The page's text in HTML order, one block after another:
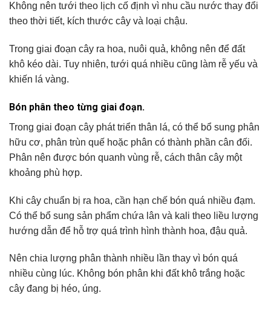
Không nên tưới theo lịch cố định vì nhu cầu nước thay đổi
theo thời tiết, kích thước cây và loại chậu.
Trong giai đoạn cây ra hoa, nuôi quả, không nên để đất
khô kéo dài. Tuy nhiên, tưới quá nhiều cũng làm rễ yếu và
khiến lá vàng.
Bón phân theo từng giai đoạn.
Trong giai đoạn cây phát triển thân lá, có thể bổ sung phân
hữu cơ, phân trùn quế hoặc phân có thành phần cân đối.
Phân nên được bón quanh vùng rễ, cách thân cây một
khoảng phù hợp.
Khi cây chuẩn bị ra hoa, cần hạn chế bón quá nhiều đạm.
Có thể bổ sung sản phẩm chứa lân và kali theo liều lượng
hướng dẫn để hỗ trợ quá trình hình thành hoa, đậu quả.
Nên chia lượng phân thành nhiều lần thay vì bón quá
nhiều cùng lúc. Không bón phân khi đất khô trắng hoặc
cây đang bị héo, úng.